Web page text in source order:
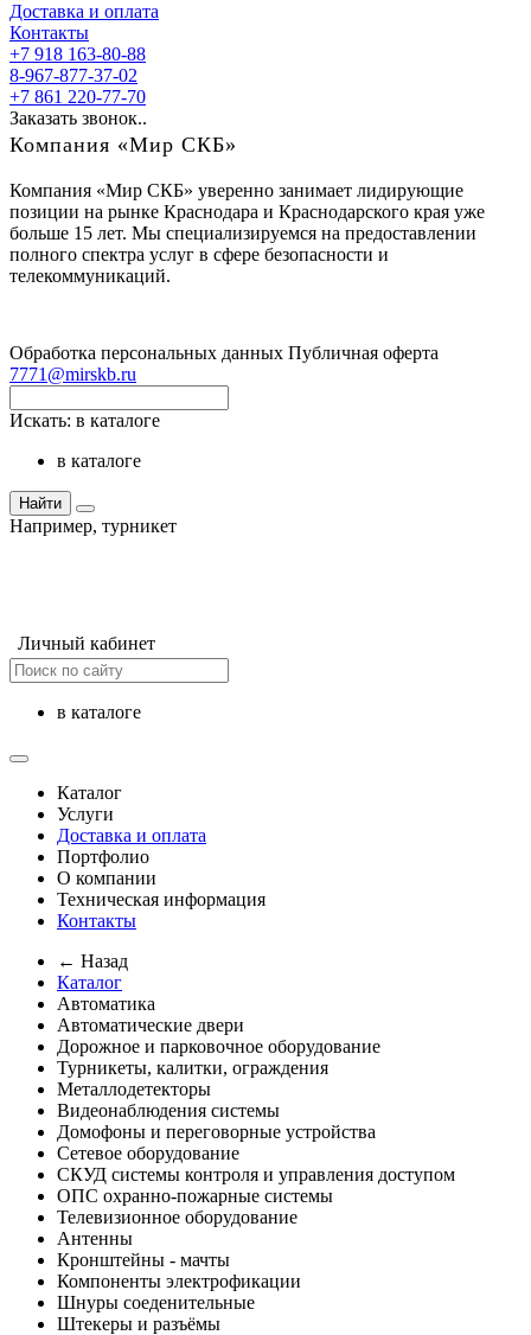
Доставка и оплата
Контакты
+7 918 163-80-88
8-967-877-37-02
+7 861 220-77-70
Заказать звонок..
Компания «Мир СКБ»
Компания «Мир СКБ» уверенно занимает лидирующие
позиции на рынке Краснодара и Краснодарского края уже
больше 15 лет. Мы специализируемся на предоставлении
полного спектра услуг в сфере безопасности и
телекоммуникаций.
Обработка персональных данных Публичная оферта
7771@mirskb.ru
Искать: в каталоге
в каталоге
Найти
Например, турникет
Личный кабинет
в каталоге
Каталог
Услуги
Доставка и оплата
Портфолио
О компании
Техническая информация
Контакты
← Назад
Каталог
Автоматика
Автоматические двери
Дорожное и парковочное оборудование
Турникеты, калитки, ограждения
Металлодетекторы
Видеонаблюдения cистемы
Домофоны и переговорные устройства
Сетевое оборудование
СКУД системы контроля и управления доступом
ОПС охранно-пожарные системы
Телевизионное оборудование
Антенны
Кронштейны - мачты
Компоненты электрофикации
Шнуры соеденительные
Штекеры и разъёмы